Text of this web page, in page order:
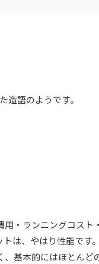
語のようです。
用・ランニングコスト
は、やはり性能です
、基本的にはほとんど